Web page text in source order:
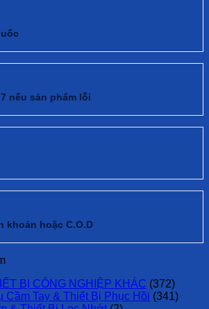
nếu sản phẩm lỗi
khoản hoặc C.O.D
BỊ CÔNG NGHIỆP KHÁC (372)
Cầm Tay & Thiết Bị Phục Hồi (341)